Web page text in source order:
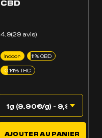
AJOUTER AU PANIER
CBD
Indoor 11% CBD
0.14% THC
4.9(29 avis)